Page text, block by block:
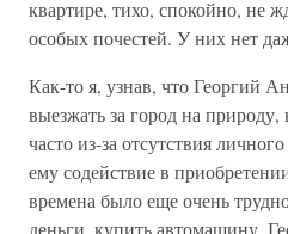
квартире, тихо, спокойно, не
особых почестей. У них нет
Как-то я, узнав, что Георгий
выезжать за город на природу,
часто из-за отсутствия
ему содействие в
времена было еще очень
деньги, купить автомашину.